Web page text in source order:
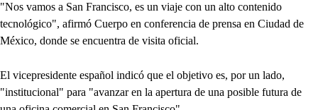
"Nos vamos a San Francisco, es un viaje con un alto contenido
tecnológico", afirmó Cuerpo en conferencia de prensa en Ciudad de
México, donde se encuentra de visita oficial.
El vicepresidente español indicó que el objetivo es, por un lado,
"institucional" para "avanzar en la apertura de una posible futura de